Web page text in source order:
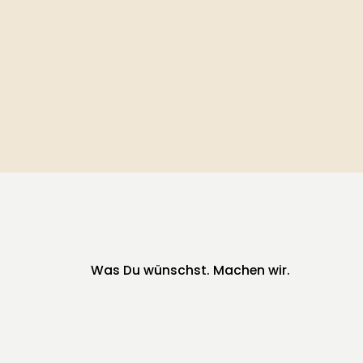
Was Du wünschst. Machen wir.